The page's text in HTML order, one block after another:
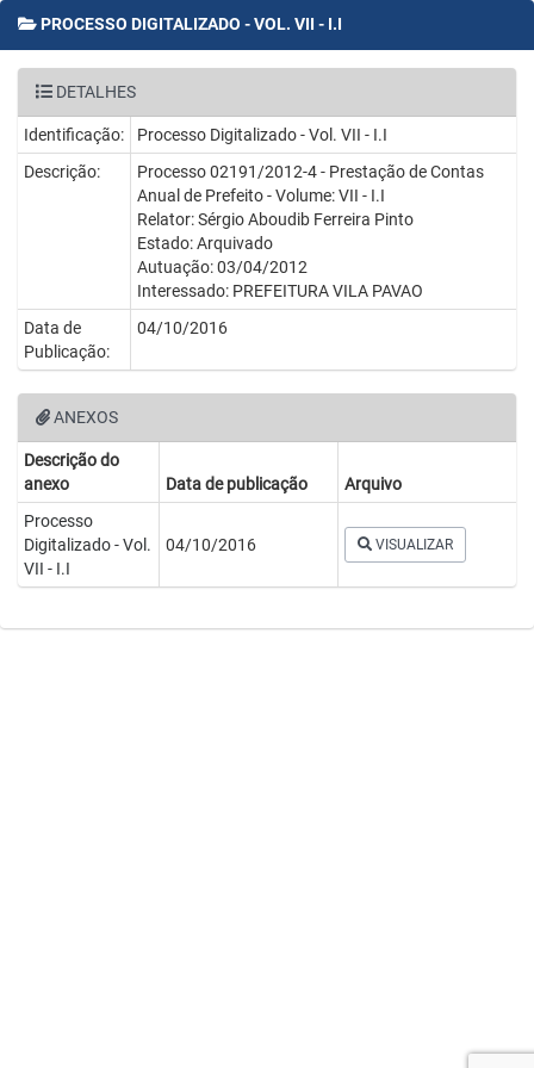
PROCESSO DIGITALIZADO - VOL. VII - I.I
DETALHES
Identificação:
Processo Digitalizado - Vol. VII - I.I
Descrição:
Processo 02191/2012-4 - Prestação de Contas
Anual de Prefeito - Volume: VII - I.I
Relator: Sérgio Aboudib Ferreira Pinto
Estado: Arquivado
Autuação: 03/04/2012
Interessado: PREFEITURA VILA PAVAO
Data de
Publicação:
04/10/2016
ANEXOS
Descrição do
anexo
Data de publicação
Arquivo
Processo
Digitalizado - Vol.
VII - I.I
04/10/2016 VISUALIZAR